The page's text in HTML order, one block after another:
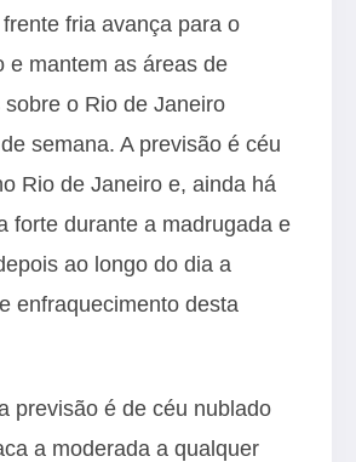
fria avança para o
e mantem as áreas de
o Rio de Janeiro
semana. A previsão é céu
Rio de Janeiro e, ainda há
forte durante a madrugada e
ao longo do dia a
enfraquecimento desta
previsão é de céu nublado
a moderada a qualquer